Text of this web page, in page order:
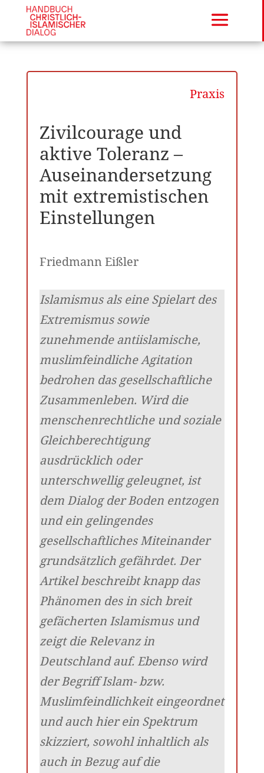
Praxis
Zivilcourage und
aktive Toleranz –
Auseinandersetzung
mit extremistischen
Einstellungen
Friedmann Eißler
Islamismus als eine Spielart des
Extremismus sowie
zunehmende antiislamische,
muslimfeindliche Agitation
bedrohen das gesellschaftliche
Zusammenleben. Wird die
menschenrechtliche und soziale
Gleichberechtigung
ausdrücklich oder
unterschwellig geleugnet, ist
dem Dialog der Boden entzogen
und ein gelingendes
gesellschaftliches Miteinander
grundsätzlich gefährdet. Der
Artikel beschreibt knapp das
Phänomen des in sich breit
gefächerten Islamismus und
zeigt die Relevanz in
Deutschland auf. Ebenso wird
der Begriff Islam- bzw.
Muslimfeindlichkeit eingeordnet
und auch hier ein Spektrum
skizziert, sowohl inhaltlich als
auch in Bezug auf die